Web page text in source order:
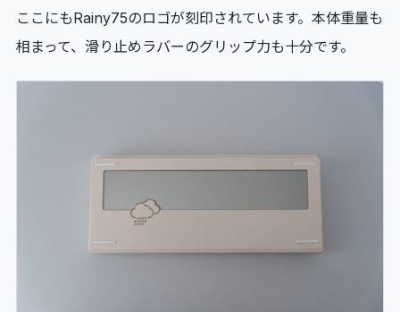
ここにもRainy75のロゴが刻印されています。本体重量も
相まって、滑り止めラバーのグリップ力も十分です。